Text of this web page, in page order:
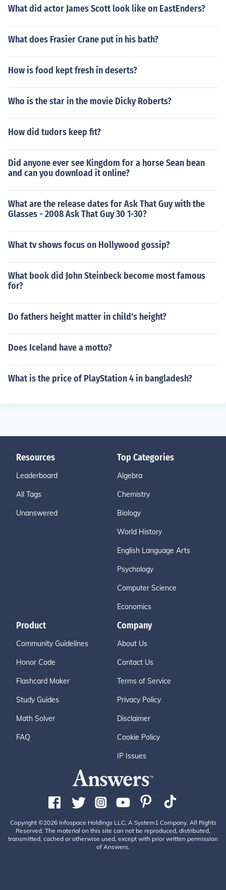
What did actor James Scott look like on EastEnders?
What does Frasier Crane put in his bath?
How is food kept fresh in deserts?
Who is the star in the movie Dicky Roberts?
How did tudors keep fit?
Did anyone ever see Kingdom for a horse Sean bean
and can you download it online?
What are the release dates for Ask That Guy with the
Glasses - 2008 Ask That Guy 30 1-30?
What tv shows focus on Hollywood gossip?
What book did John Steinbeck become most famous
for?
Do fathers height matter in child's height?
Does Iceland have a motto?
What is the price of PlayStation 4 in bangladesh?
Resources
Leaderboard
All Tags
Unanswered
Top Categories
Algebra
Chemistry
Biology
World History
English Language Arts
Psychology
Computer Science
Economics
Product
Community Guidelines
Honor Code
Flashcard Maker
Study Guides
Math Solver
FAQ
Company
About Us
Contact Us
Terms of Service
Privacy Policy
Disclaimer
Cookie Policy
IP Issues
Copyright ©2026 Infospace Holdings LLC, A System1 Company. All Rights
Reserved. The material on this site can not be reproduced, distributed,
transmitted, cached or otherwise used, except with prior written permission
of Answers.